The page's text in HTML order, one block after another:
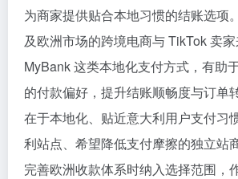
为商家提供贴合本地习惯的结账选项
及欧洲市场的跨境电商与 TikTok 卖
MyBank 这类本地化支付方式，有助
的付款偏好，提升结账顺畅度与订单
在于本地化、贴近意大利用户支付习
利站点、希望降低支付摩擦的独立站
完善欧洲收款体系时纳入选择范围，